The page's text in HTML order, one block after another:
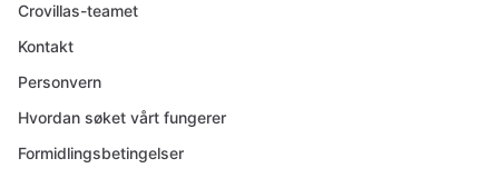
Crovillas-teamet
Kontakt
Personvern
Hvordan søket vårt fungerer
Formidlingsbetingelser